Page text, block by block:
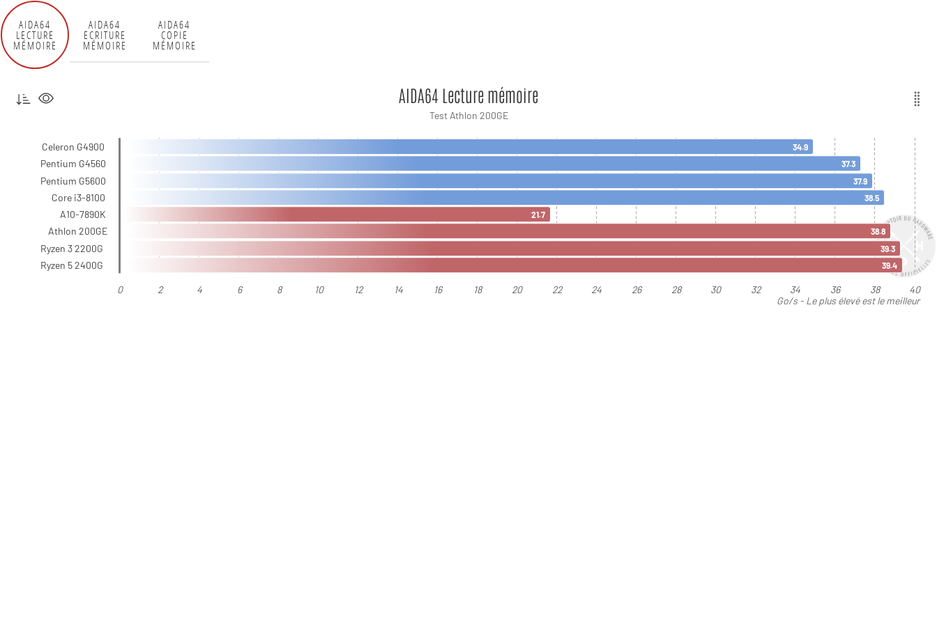
AIDA64
LECTURE
MÉMOIRE
AIDA64
ECRITURE
MÉMOIRE
AIDA64
COPIE
MÉMOIRE
Go/s - Le plus élevé est le meilleur
AIDA64 Lecture mémoire
Test Athlon 200GE
0 2 4 6 8 10 12 14 16 18 20 22 24 26 28 30 32 34 36 38 40
Celeron G4900
Pentium G4560
Pentium G5600
Core i3-8100
A10-7890K
Athlon 200GE
Ryzen 3 2200G
Ryzen 5 2400G
34.9
37.3
37.9
38.5
21.7
38.8
39.3
39.4